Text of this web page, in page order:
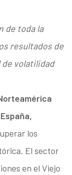
de toda la
resultados de
volatilidad
los
El sector
en el Viejo